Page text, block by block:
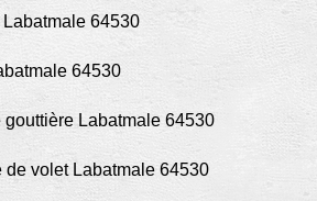
64530
64530
gouttière Labatmale 64530
de volet Labatmale 64530